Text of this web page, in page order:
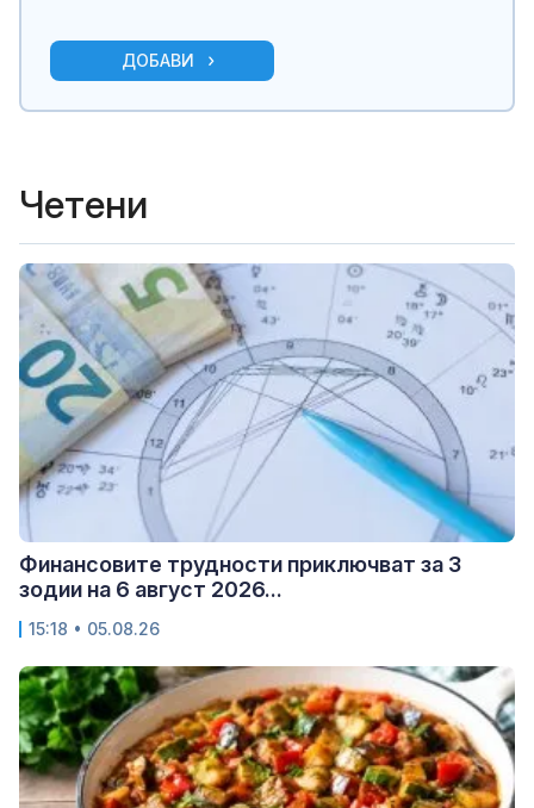
ДОБАВИ
Четени
Финансовите трудности приключват за 3
зодии на 6 август 2026...
15:18 • 05.08.26